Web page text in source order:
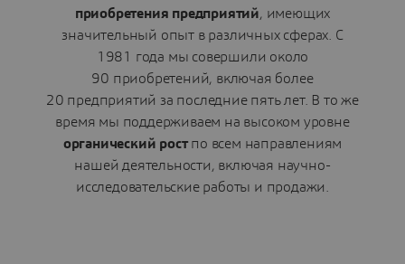
приобретения предприятий, имеющих
значительный опыт в различных сферах. С
1981 года мы совершили около
90 приобретений, включая более
20 предприятий за последние пять лет. В то же
время мы поддерживаем на высоком уровне
органический ростпо всем направлениям
нашей деятельности, включая научно-
исследовательские работы и продажи.